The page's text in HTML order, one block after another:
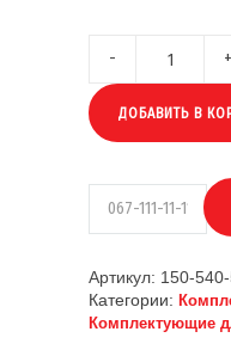
ДОБАВИТЬ В
Артикул: 150-
Категории:
Комплектующие